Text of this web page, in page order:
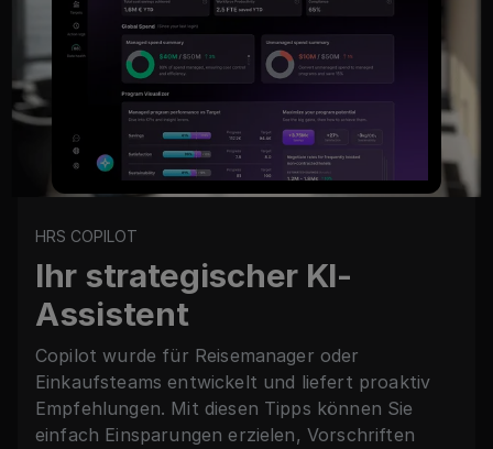
HRS COPILOT
Ihr strategischer KI-
Assistent
Copilot wurde für Reisemanager oder
Einkaufsteams entwickelt und liefert proaktiv
Empfehlungen. Mit diesen Tipps können Sie
einfach Einsparungen erzielen, Vorschriften